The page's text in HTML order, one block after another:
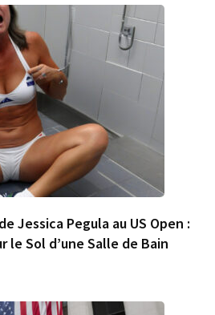
Jessica Pegula au US Open :
le Sol d’une Salle de Bain